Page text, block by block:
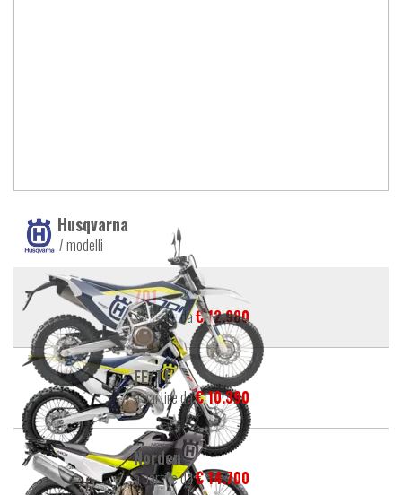
Husqvarna
7 modelli
701
a partire da€ 12.980
FE/TE
a partire da€ 10.390
Norden
a partire da€ 14.700